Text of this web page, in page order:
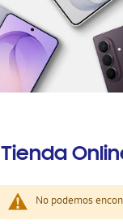
Tienda
No podemos